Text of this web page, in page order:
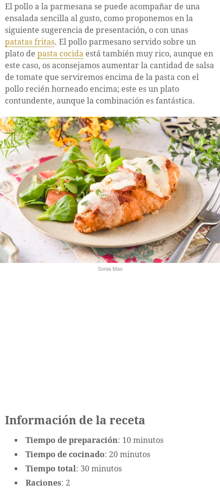
El pollo a la parmesana se puede acompañar de una
ensalada sencilla al gusto, como proponemos en la
siguiente sugerencia de presentación, o con unas
patatas fritas. El pollo parmesano servido sobre un
plato de pasta cocida está también muy rico, aunque en
este caso, os aconsejamos aumentar la cantidad de salsa
de tomate que serviremos encima de la pasta con el
pollo recién horneado encima; este es un plato
contundente, aunque la combinación es fantástica.
Sonia Mas
Información de la receta
Tiempo de preparación: 10 minutos
Tiempo de cocinado: 20 minutos
Tiempo total: 30 minutos
Raciones: 2